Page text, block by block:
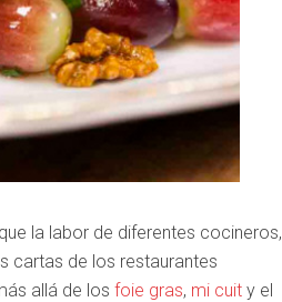
la labor de diferentes cocineros,
cartas de los restaurantes
allá de los foie gras, mi cuit y el